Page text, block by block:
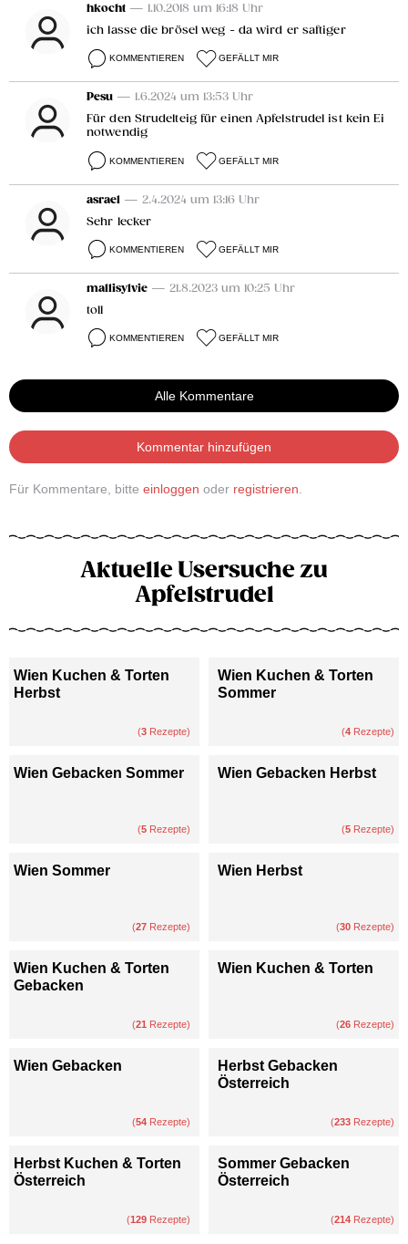
hkocht — 1.10.2018 um 16:18 Uhr
ich lasse die brösel weg - da wird er saftiger
KOMMENTIEREN GEFÄLLT MIR
Pesu — 1.6.2024 um 13:53 Uhr
Für den Strudelteig für einen Apfelstrudel ist kein Ei
notwendig
KOMMENTIEREN GEFÄLLT MIR
asrael — 2.4.2024 um 13:16 Uhr
Sehr lecker
KOMMENTIEREN GEFÄLLT MIR
mallisylvie — 21.8.2023 um 10:25 Uhr
toll
KOMMENTIEREN GEFÄLLT MIR
Alle Kommentare
Kommentar hinzufügen
Für Kommentare, bitte einloggen oder registrieren
Aktuelle Usersuche zu
Apfelstrudel
Wien Kuchen & Torten
Herbst
(3 Rezepte)
Wien Kuchen & Torten
Sommer
(4 Rezepte)
Wien Gebacken Sommer
(5 Rezepte)
Wien Gebacken Herbst
(5 Rezepte)
Wien Sommer
(27 Rezepte)
Wien Herbst
(30 Rezepte)
Wien Kuchen & Torten
Gebacken
(21 Rezepte)
Wien Kuchen & Torten
(26 Rezepte)
Wien Gebacken
(54 Rezepte)
Herbst Gebacken
Österreich
(233 Rezepte)
Herbst Kuchen & Torten
Österreich
(129 Rezepte)
Sommer Gebacken
Österreich
(214 Rezepte)